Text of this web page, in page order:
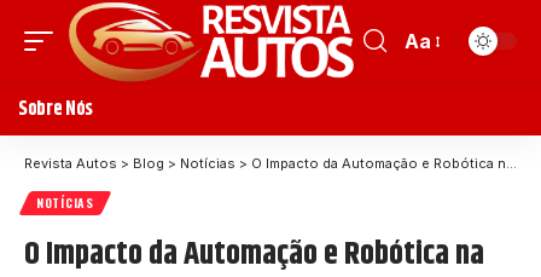
Aa
Sobre Nós
Revista Autos > Blog > Notícias > O Impacto da Automação e Robótica na Construção Civil
NOTÍCIAS
O Impacto da Automação e Robótica na